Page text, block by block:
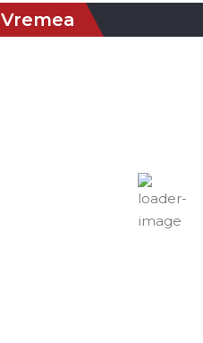
Vremea